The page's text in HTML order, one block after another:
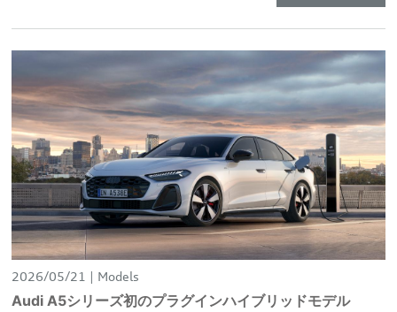
2026/05/21 Models
Audi A5シリーズ初のプラグインハイブリッドモデル